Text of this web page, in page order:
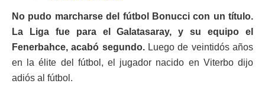
No pudo marcharse del fútbol Bonucci con un título.
La Liga fue para el Galatasaray, y su equipo el
Fenerbahce, acabó segundo.Luego de veintidós años
en la élite del fútbol, el jugador nacido en Viterbo dijo
adiós al fútbol.